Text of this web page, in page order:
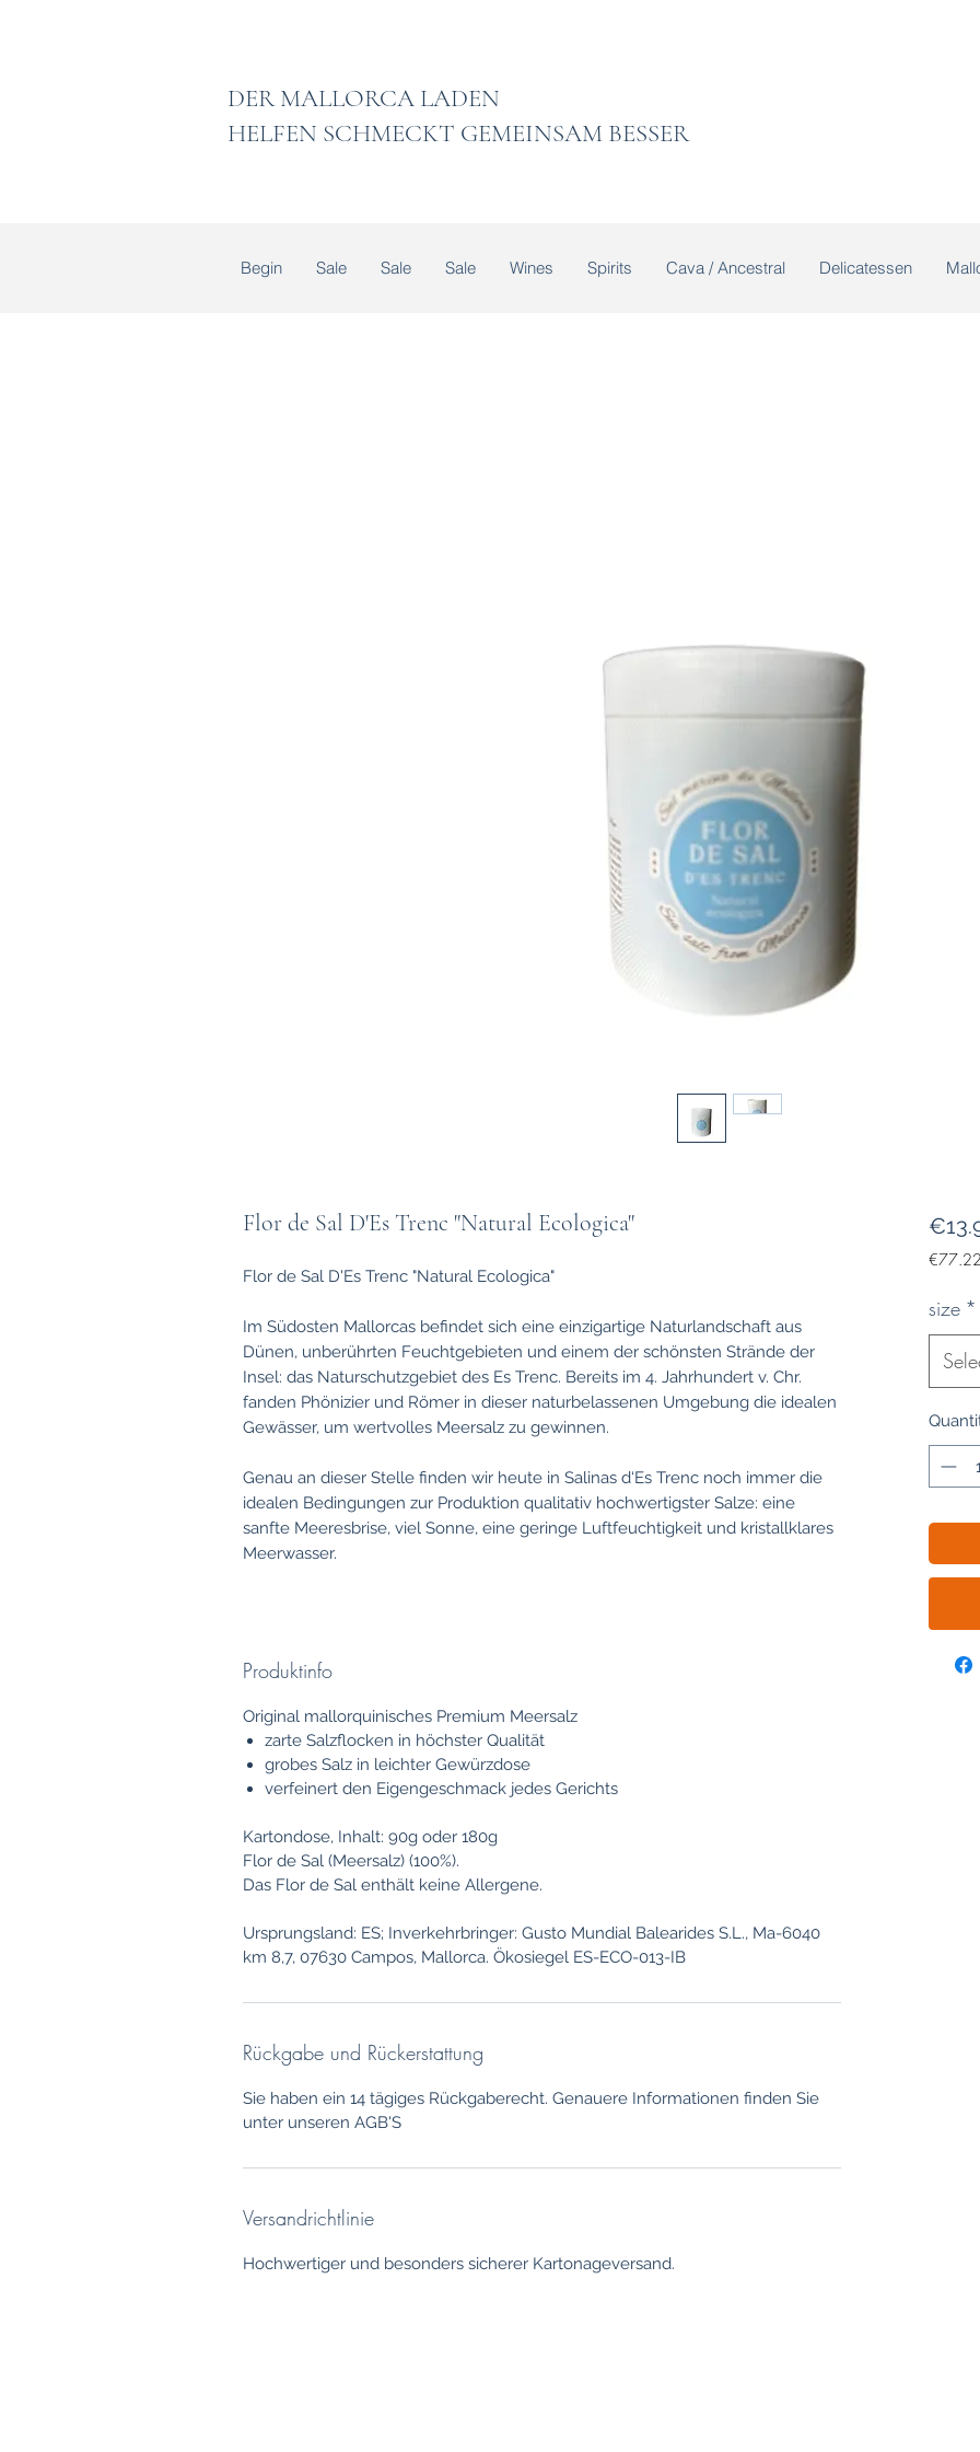
DER MALLORCA LADEN
HELFEN SCHMECKT GEMEINSAM BESSER
Begin Sale Sale Sale Wines Spirits Cava / Ancestral Delicatessen
Flor de Sal D'Es Trenc "Natural Ecologica"
Flor de Sal D'Es Trenc "Natural Ecologica"
Im Südosten Mallorcas befindet sich eine einzigartige Naturlandschaft aus
Dünen, unberührten Feuchtgebieten und einem der schönsten Strände der
Insel: das Naturschutzgebiet des Es Trenc. Bereits im 4. Jahrhundert v. Chr.
fanden Phönizier und Römer in dieser naturbelassenen Umgebung die idealen
Gewässer, um wertvolles Meersalz zu gewinnen.
Genau an dieser Stelle finden wir heute in Salinas d‘Es Trenc noch immer die
idealen Bedingungen zur Produktion qualitativ hochwertigster Salze: eine
sanfte Meeresbrise, viel Sonne, eine geringe Luftfeuchtigkeit und kristallklares
Meerwasser.
Produktinfo
Original mallorquinisches Premium Meersalz
zarte Salzflocken in höchster Qualität
grobes Salz in leichter Gewürzdose
verfeinert den Eigengeschmack jedes Gerichts
Kartondose, Inhalt: 90g oder 180g
Flor de Sal (Meersalz) (100%).
Das Flor de Sal enthält keine Allergene.
Ursprungsland: ES; Inverkehrbringer: Gusto Mundial Balearides S.L., Ma-6040
km 8,7, 07630 Campos, Mallorca. Ökosiegel ES-ECO-013-IB
Rückgabe und Rückerstattung
Sie haben ein 14 tägiges Rückgaberecht. Genauere Informationen finden Sie
unter unseren AGB'S
Versandrichtlinie
Hochwertiger und besonders sicherer Kartonageversand.
€77.22
per
1
size *